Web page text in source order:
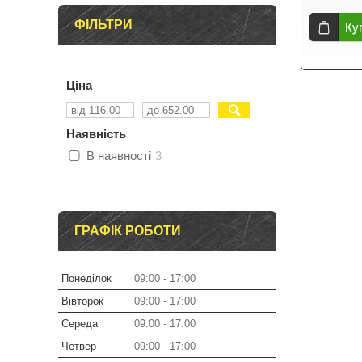
ФІЛЬТРИ
Ціна
Наявність
В наявності 3
ГРАФІК РОБОТИ
Понеділок 09:00
17:00
Вівторок
09:00
17:00
Середа
09:00
17:00
Четвер
09:00
17:00